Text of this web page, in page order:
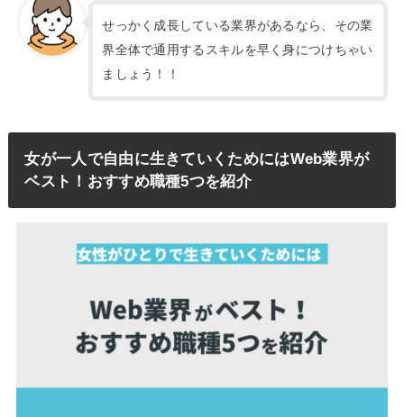
せっかく成長している業界があるなら、その業
界全体で通用するスキルを早く身につけちゃい
ましょう！！
女が一人で自由に生きていくためにはWeb業界が
ベスト！おすすめ職種5つを紹介